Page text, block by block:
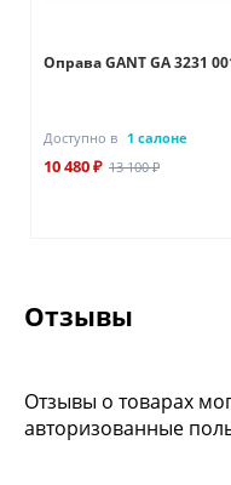
Оправа GANT GA 3231
Доступно в 1 салоне
10 480 ₽ 13 100 ₽
Отзывы
Отзывы о товарах
авторизованные